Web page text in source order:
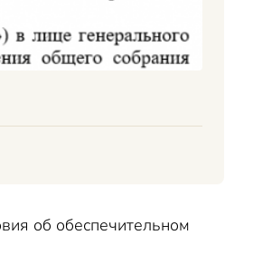
об обеспечительном